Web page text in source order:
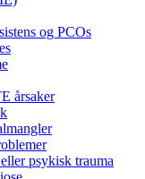
og PCOs
årsaker
psykisk trauma